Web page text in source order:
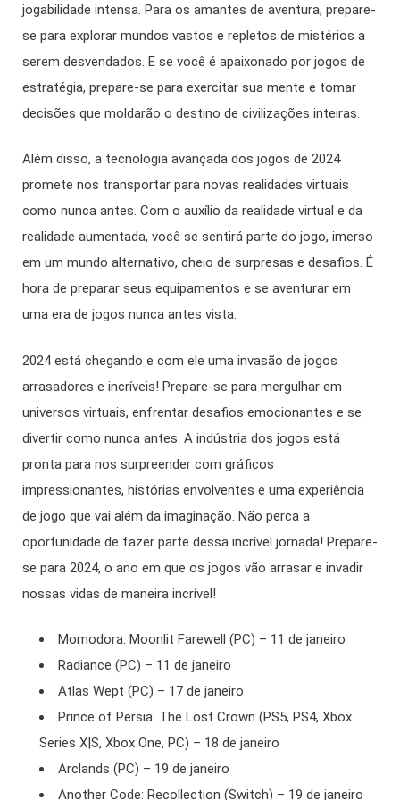
jogabilidade intensa. Para os amantes de aventura, prepare-
se para explorar mundos vastos e repletos de mistérios a
serem desvendados. E se você é apaixonado por jogos de
estratégia, prepare-se para exercitar sua mente e tomar
decisões que moldarão o destino de civilizações inteiras.
Além disso, a tecnologia avançada dos jogos de 2024
promete nos transportar para novas realidades virtuais
como nunca antes. Com o auxílio da realidade virtual e da
realidade aumentada, você se sentirá parte do jogo, imerso
em um mundo alternativo, cheio de surpresas e desafios. É
hora de preparar seus equipamentos e se aventurar em
uma era de jogos nunca antes vista.
2024 está chegando e com ele uma invasão de jogos
arrasadores e incríveis! Prepare-se para mergulhar em
universos virtuais, enfrentar desafios emocionantes e se
divertir como nunca antes. A indústria dos jogos está
pronta para nos surpreender com gráficos
impressionantes, histórias envolventes e uma experiência
de jogo que vai além da imaginação. Não perca a
oportunidade de fazer parte dessa incrível jornada! Prepare-
se para 2024, o ano em que os jogos vão arrasar e invadir
nossas vidas de maneira incrível!
Momodora: Moonlit Farewell (PC) – 11 de janeiro
Radiance (PC) – 11 de janeiro
Atlas Wept (PC) – 17 de janeiro
Prince of Persia: The Lost Crown (PS5, PS4, Xbox
Series X|S, Xbox One, PC) – 18 de janeiro
Arclands (PC) – 19 de janeiro
Another Code: Recollection (Switch) – 19 de janeiro